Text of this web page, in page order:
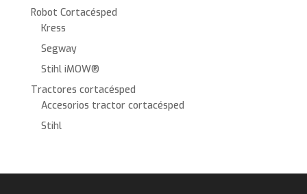
Robot Cortacésped
Kress
Segway
Stihl iMOW®
Tractores cortacésped
Accesorios tractor cortacésped
Stihl